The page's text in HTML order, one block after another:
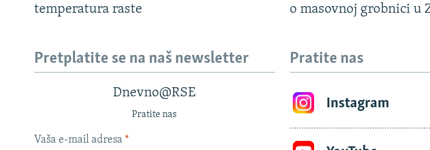
temperatura raste
o masovnoj grobnici u
Pretplatite se na naš newsletter
Dnevno@RSE
Pratite nas
Vaša e-mail adresa *
Pratite nas
Instagram